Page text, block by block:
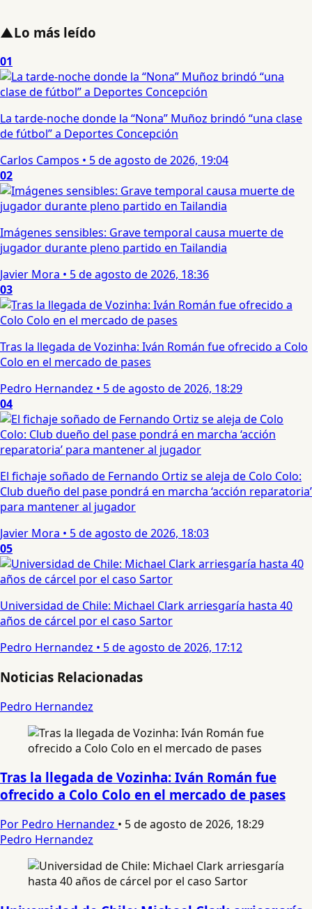
▲Lo más leído
01
La tarde-noche donde la “Nona” Muñoz brindó “una clase
de fútbol” a Deportes Concepción
Carlos Campos • 5 de agosto de 2026, 19:04
02
Imágenes sensibles: Grave temporal causa muerte de
jugador durante pleno partido en Tailandia
Javier Mora • 5 de agosto de 2026, 18:36
03
Tras la llegada de Vozinha: Iván Román fue ofrecido a Colo
Colo en el mercado de pases
Pedro Hernandez • 5 de agosto de 2026, 18:29
04
El fichaje soñado de Fernando Ortiz se aleja de Colo Colo:
Club dueño del pase pondrá en marcha ‘acción reparatoria’
para mantener al jugador
Javier Mora • 5 de agosto de 2026, 18:03
05
Universidad de Chile: Michael Clark arriesgaría hasta 40
años de cárcel por el caso Sartor
Pedro Hernandez • 5 de agosto de 2026, 17:12
Noticias Relacionadas
Pedro Hernandez
Tras la llegada de Vozinha: Iván Román fue
ofrecido a Colo Colo en el mercado de pases
Por Pedro Hernandez • 5 de agosto de 2026, 18:29
Pedro Hernandez